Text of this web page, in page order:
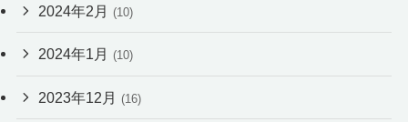
2024年2月 (10)
2024年1月 (10)
2023年12月 (16)